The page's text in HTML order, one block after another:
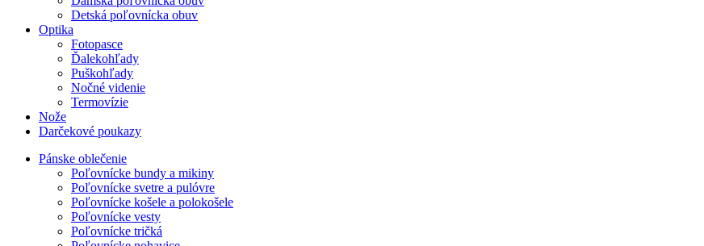
Detská poľovnícka obuv
Optika
Fotopasce
Ďalekohľady
Puškohľady
Nočné videnie
Termovízie
Nože
Darčekové poukazy
Pánske oblečenie
Poľovnícke bundy a mikiny
Poľovnícke svetre a pulóvre
Poľovnícke košele a polokošele
Poľovnícke vesty
Poľovnícke tričká